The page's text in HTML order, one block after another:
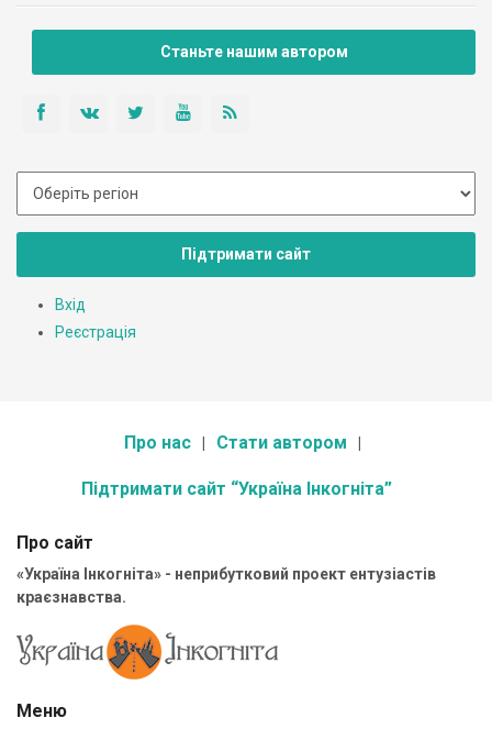
Станьте нашим автором
Підтримати сайт
Вхід
Реєстрація
Про нас Стати автором
Підтримати сайт “Україна Інкогніта”
Про сайт
«Україна Інкогніта» - неприбутковий проект ентузіастів
краєзнавства.
Меню